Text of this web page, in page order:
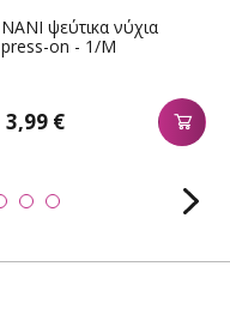
NANI ψεύτικα νύχια
press-on - 1/M
3,99 €